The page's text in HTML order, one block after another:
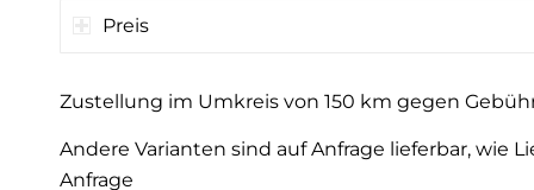
Preis
Zustellung im Umkreis von 150 km gegen
Andere Varianten sind auf Anfrage lieferbar, wie
Anfrage